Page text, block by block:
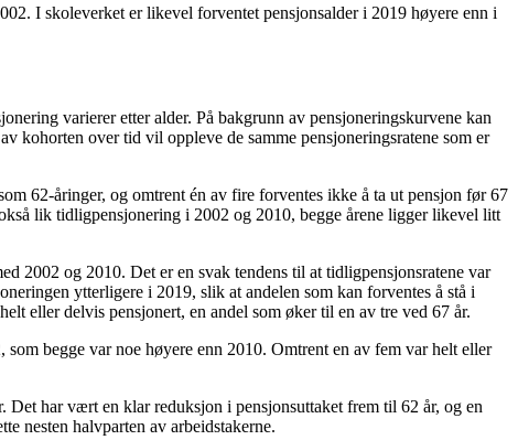
I skoleverket er likevel forventet pensjonsalder i 2019 høyere enn i
varierer etter alder. På bakgrunn av pensjoneringskurvene kan
kohorten over tid vil oppleve de samme pensjoneringsratene som er
62-åringer, og omtrent én av fire forventes ikke å ta ut pensjon før 67
lik tidligpensjonering i 2002 og 2010, begge årene ligger likevel litt
2002 og 2010. Det er en svak tendens til at tidligpensjonsratene var
ytterligere i 2019, slik at andelen som kan forventes å stå i
eller delvis pensjonert, en andel som øker til en av tre ved 67 år.
begge var noe høyere enn 2010. Omtrent en av fem var helt eller
har vært en klar reduksjon i pensjonsuttaket frem til 62 år, og en
nesten halvparten av arbeidstakerne.